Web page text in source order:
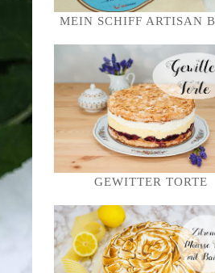
MEIN SCHIFF ARTISAN
GEWITTER TORTE